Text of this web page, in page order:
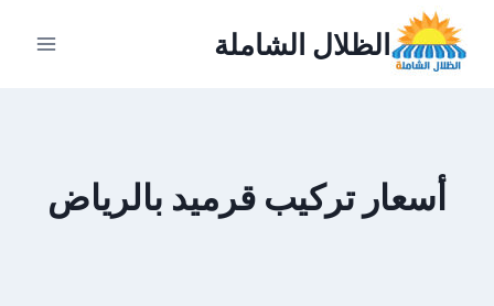
التجاوز
المحتوى
الظلال الشاملة
أسعار تركيب قرميد بالرياض